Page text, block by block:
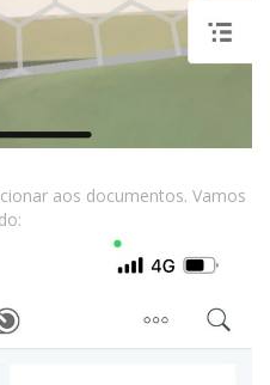
aos documentos. Vamos